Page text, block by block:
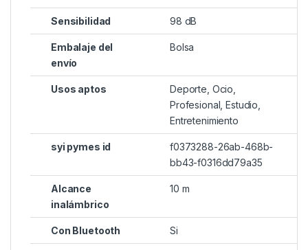
Sensibilidad 98 dB
Embalaje del
envío
Bolsa
Usos aptos
Deporte, Ocio,
Profesional, Estudio,
Entretenimiento
syi pymes id
f0373288-26ab-468b-
bb43-f0316dd79a35
Alcance
inalámbrico
10 m
Con Bluetooth Si